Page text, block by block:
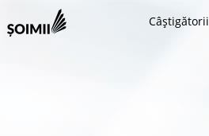
Câștigătorii